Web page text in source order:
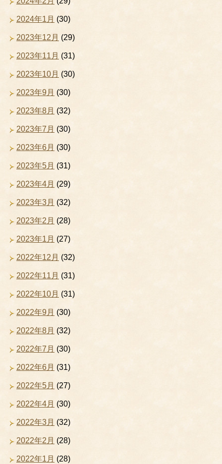
2024年1月 (30)
2023年12月 (29)
2023年11月 (31)
2023年10月 (30)
2023年9月 (30)
2023年8月 (32)
2023年7月 (30)
2023年6月 (30)
2023年5月 (31)
2023年4月 (29)
2023年3月 (32)
2023年2月 (28)
2023年1月 (27)
2022年12月 (32)
2022年11月 (31)
2022年10月 (31)
2022年9月 (30)
2022年8月 (32)
2022年7月 (30)
2022年6月 (31)
2022年5月 (27)
2022年4月 (30)
2022年3月 (32)
2022年2月 (28)
2022年1月 (28)